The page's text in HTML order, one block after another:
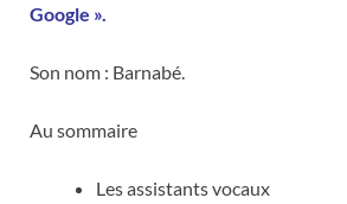
Google ».
Son nom : Barnabé.
Au sommaire
Les assistants vocaux